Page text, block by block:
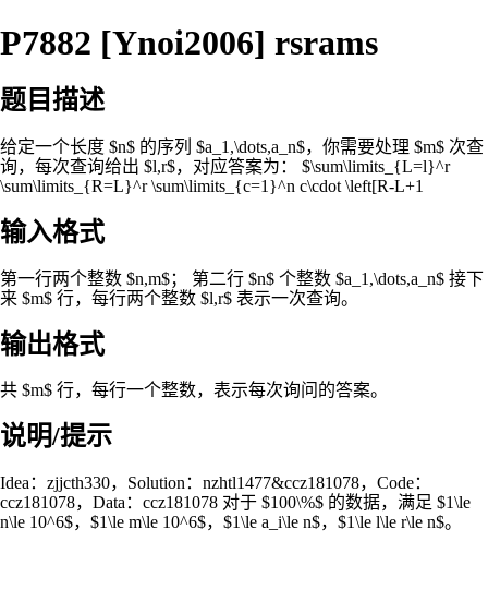
P7882 [Ynoi2006] rsrams
题目描述
给定一个长度 $n$ 的序列 $a_1,\dots,a_n$，你需要处理 $m$ 次查
询，每次查询给出 $l,r$，对应答案为： $\sum\limits_{L=l}^r
\sum\limits_{R=L}^r \sum\limits_{c=1}^n c\cdot \left[R-L+1
输入格式
第一行两个整数 $n,m$； 第二行 $n$ 个整数 $a_1,\dots,a_n$ 接下
来 $m$ 行，每行两个整数 $l,r$ 表示一次查询。
输出格式
共 $m$ 行，每行一个整数，表示每次询问的答案。
说明/提示
Idea：zjjcth330，Solution：nzhtl1477&ccz181078，Code：
ccz181078，Data：ccz181078 对于 $100\%$ 的数据，满足 $1\le
n\le 10^6$，$1\le m\le 10^6$，$1\le a_i\le n$，$1\le l\le r\le n$。